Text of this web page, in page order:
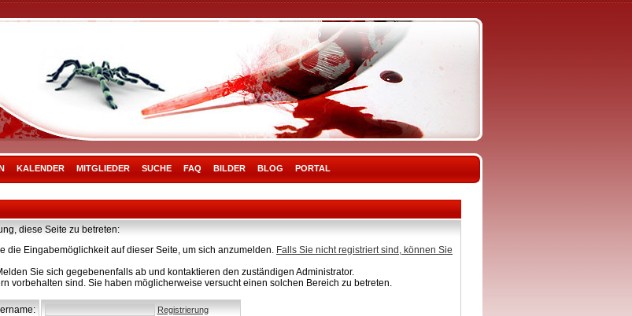
KALENDER MITGLIEDER SUCHE FAQ BILDER BLOG PORTAL
diese Seite zu betreten:
die Eingabemöglichkeit auf dieser Seite, um sich anzumelden. Falls Sie nicht registriert sind, können Sie
Sie sich gegebenenfalls ab und kontaktieren den zuständigen Administrator.
vorbehalten sind. Sie haben möglicherweise versucht einen solchen Bereich zu betreten.
Registrierung